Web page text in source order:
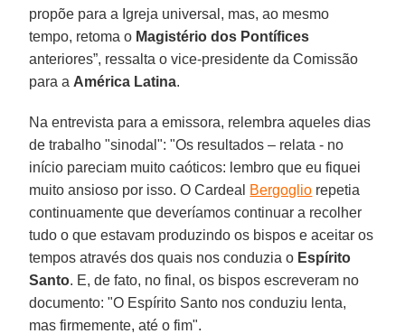
propõe para a Igreja universal, mas, ao mesmo
tempo, retoma o Magistério dos Pontífices
anteriores”, ressalta o vice-presidente da Comissão
para a América Latina.
Na entrevista para a emissora, relembra aqueles dias
de trabalho "sinodal": "Os resultados – relata - no
início pareciam muito caóticos: lembro que eu fiquei
muito ansioso por isso. O Cardeal
Bergoglio repetia
continuamente que deveríamos continuar a recolher
tudo o que estavam produzindo os bispos e aceitar os
tempos através dos quais nos conduzia o Espírito
Santo. E, de fato, no final, os bispos escreveram no
documento: "O Espírito Santo nos conduziu lenta,
mas firmemente, até o fim".